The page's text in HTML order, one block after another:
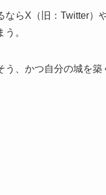
ならX（旧：Twitter）
。
う、かつ自分の城を